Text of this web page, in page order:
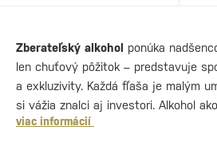
Zberateľský alkohol ponúka
len chuťový pôžitok – predstavuje
a exkluzivity. Každá fľaša je malým
si vážia znalci aj investori. Alkohol
viac informácií